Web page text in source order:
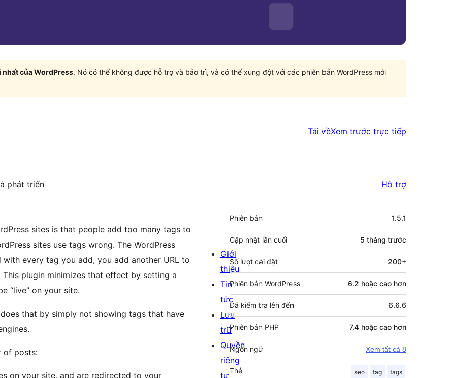
của WordPress. Nó có thể không được hỗ trợ và bảo trì, và có thể xung đột với các phiên bản WordPress mới
Tải vềXem trước trực tiếp
phát triển Hỗ trợ
sites is that people add too many tags to
sites use tags wrong. The WordPress
every tag you add, you add another URL to
plugin minimizes that effect by setting a
“live” on your site.
that by simply not showing tags that have
of posts:
on your site, and are redirected to your
Meta
Phiên bản 1.5.1
Cập nhật lần cuối 5 tháng trước
Số lượt cài đặt 200+
Phiên bản WordPress 6.2 hoặc cao hơn
Đã kiểm tra lên đến 6.6.6
Phiên bản PHP 7.4 hoặc cao hơn
Ngôn ngữ Xem tất cả 8
Thẻ seo tag tags
Giới
thiệu
Tin
tức
Lưu
trữ
Quyền
riêng
tư